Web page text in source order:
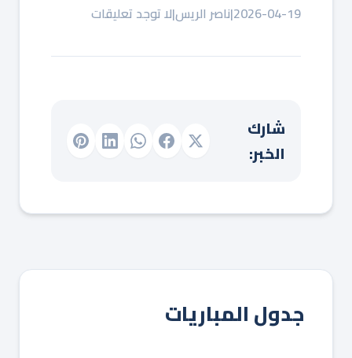
2026-04-19
|ناصر الريس|لا توجد تعليقات
شارك
الخبر:
جدول المباريات